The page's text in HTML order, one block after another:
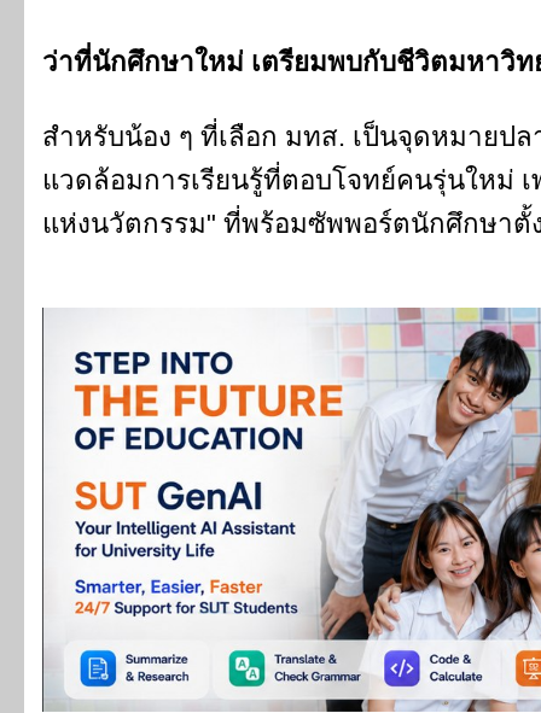
ว่าที่นักศึกษาใหม่ เตรียมพบกับชีวิตมหาวิ
สำหรับน้อง ๆ ที่เลือก มทส. เป็นจุดหมายป
แวดล้อมการเรียนรู้ที่ตอบโจทย์คนรุ่นใหม่
แห่งนวัตกรรม" ที่พร้อมซัพพอร์ตนักศึกษาตั้